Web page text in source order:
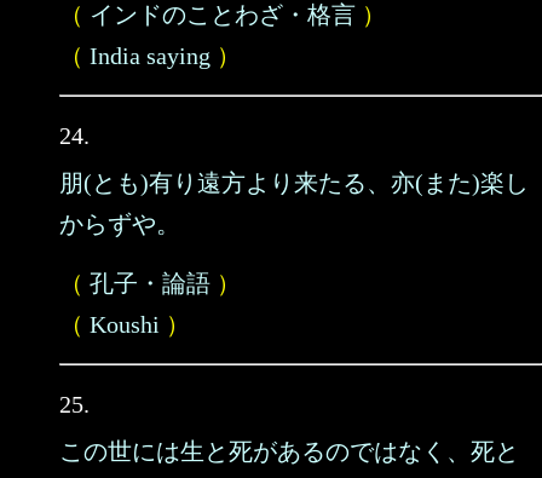
（ インドのことわざ・格言 ）
（ India saying ）
24.
朋(とも)有り遠方より来たる、亦(また)楽し
からずや。
（ 孔子・論語 ）
（ Koushi ）
25.
この世には生と死があるのではなく、死と